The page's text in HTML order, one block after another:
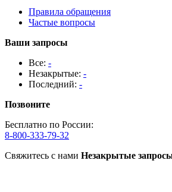
Правила обращения
Частые вопросы
Ваши запросы
Все: -
Незакрытые: -
Последний: -
Позвоните
Бесплатно по России:
8-800-333-79-32
Свяжитесь с нами Незакрытые